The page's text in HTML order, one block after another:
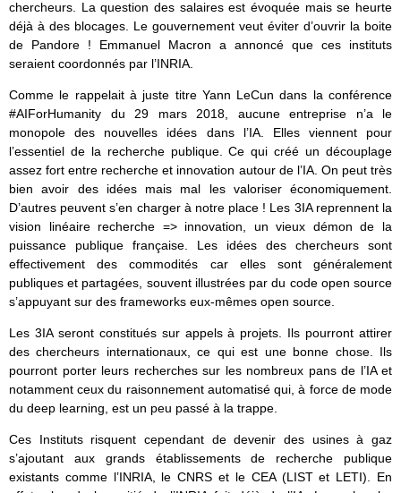
chercheurs. La question des salaires est évoquée mais se heurte
déjà à des blocages. Le gouvernement veut éviter d’ouvrir la boite
de Pandore ! Emmanuel Macron a annoncé que ces instituts
seraient coordonnés par l’INRIA.
Comme le rappelait à juste titre Yann LeCun dans la conférence
#AIForHumanity du 29 mars 2018, aucune entreprise n’a le
monopole des nouvelles idées dans l’IA. Elles viennent pour
l’essentiel de la recherche publique. Ce qui créé un découplage
assez fort entre recherche et innovation autour de l’IA. On peut très
bien avoir des idées mais mal les valoriser économiquement.
D’autres peuvent s’en charger à notre place ! Les 3IA reprennent la
vision linéaire recherche => innovation, un vieux démon de la
puissance publique française. Les idées des chercheurs sont
effectivement des commodités car elles sont généralement
publiques et partagées, souvent illustrées par du code open source
s’appuyant sur des frameworks eux-mêmes open source.
Les 3IA seront constitués sur appels à projets. Ils pourront attirer
des chercheurs internationaux, ce qui est une bonne chose. Ils
pourront porter leurs recherches sur les nombreux pans de l’IA et
notamment ceux du raisonnement automatisé qui, à force de mode
du deep learning, est un peu passé à la trappe.
Ces Instituts risquent cependant de devenir des usines à gaz
s’ajoutant aux grands établissements de recherche publique
existants comme l’INRIA, le CNRS et le CEA (LIST et LETI). En